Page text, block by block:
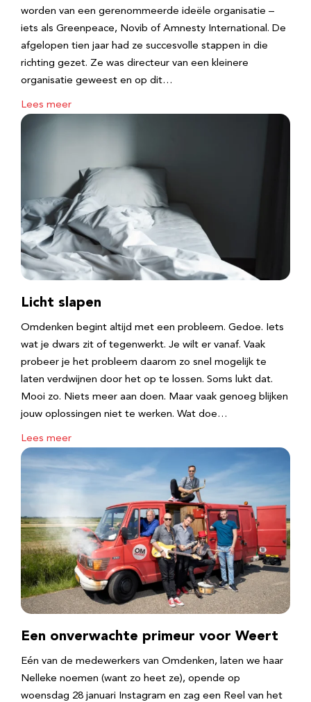
worden van een gerenommeerde ideële organisatie –
iets als Greenpeace, Novib of Amnesty International. De
afgelopen tien jaar had ze succesvolle stappen in die
richting gezet. Ze was directeur van een kleinere
organisatie geweest en op dit…
Lees meer
Licht slapen
Omdenken begint altijd met een probleem. Gedoe. Iets
wat je dwars zit of tegenwerkt. Je wilt er vanaf. Vaak
probeer je het probleem daarom zo snel mogelijk te
laten verdwijnen door het op te lossen. Soms lukt dat.
Mooi zo. Niets meer aan doen. Maar vaak genoeg blijken
jouw oplossingen niet te werken. Wat doe…
Lees meer
Een onverwachte primeur voor Weert
Eén van de medewerkers van Omdenken, laten we haar
Nelleke noemen (want zo heet ze), opende op
woensdag 28 januari Instagram en zag een Reel van het